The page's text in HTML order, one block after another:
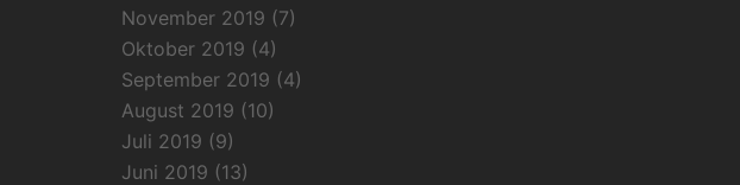
November 2019 (7)
Oktober 2019 (4)
September 2019 (4)
August 2019 (10)
Juli 2019 (9)
Juni 2019 (13)